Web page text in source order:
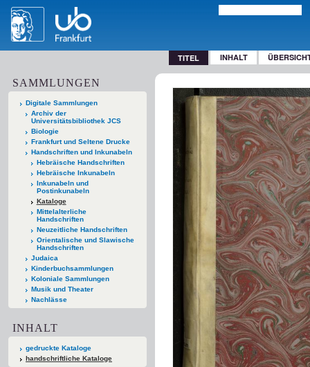
TITEL INHALT
SAMMLUNGEN
Digitale Sammlungen
Archiv der
Universitätsbibliothek JCS
Biologie
Frankfurt und Seltene Drucke
Handschriften und Inkunabeln
Hebräische Handschriften
Hebräische Inkunabeln
Inkunabeln und
Postinkunabeln
Kataloge
Mittelalterliche
Handschriften
Neuzeitliche Handschriften
Orientalische und Slawische
Handschriften
Judaica
Kinderbuchsammlungen
Koloniale Sammlungen
Musik und Theater
Nachlässe
INHALT
gedruckte Kataloge
handschriftliche Kataloge